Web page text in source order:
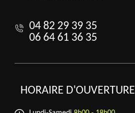
04 82 29 39 35
06 64 61 36 35
HORAIRE D'OUVERTURE